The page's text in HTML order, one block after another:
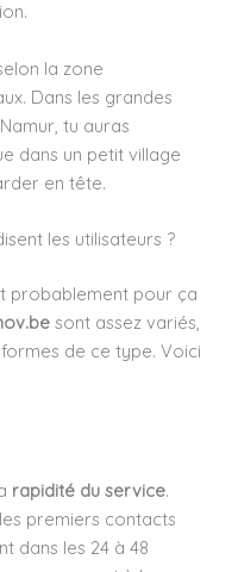
la zone
Dans les grandes
tu auras
dans un petit village
en tête.
les utilisateurs ?
probablement pour ça
sont assez variés,
de ce type. Voici
rapidité du service.
premiers contacts
dans les 24 à 48